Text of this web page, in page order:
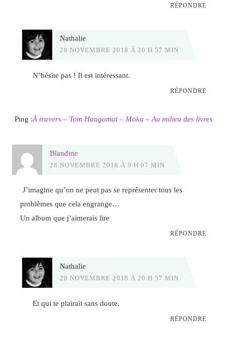
RÉPONDRE
Nathalie
28 NOVEMBRE 2018 À 20 H 57 MIN
N’hésite pas ! Il est intéressant.
RÉPONDRE
Ping :À travers – Tom Haugomat – Moka – Au milieu des livres
Blandine
28 NOVEMBRE 2018 À 9 H 07 MIN
J’imagine qu’on ne peut pas se représenter tous les
problèmes que cela engrange…
Un album que j’aimerais lire
RÉPONDRE
Nathalie
28 NOVEMBRE 2018 À 20 H 57 MIN
Et qui te plairait sans doute.
RÉPONDRE